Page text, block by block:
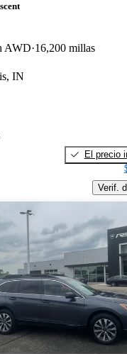
AWD 16,200 millas
IN
El precio
Verif.